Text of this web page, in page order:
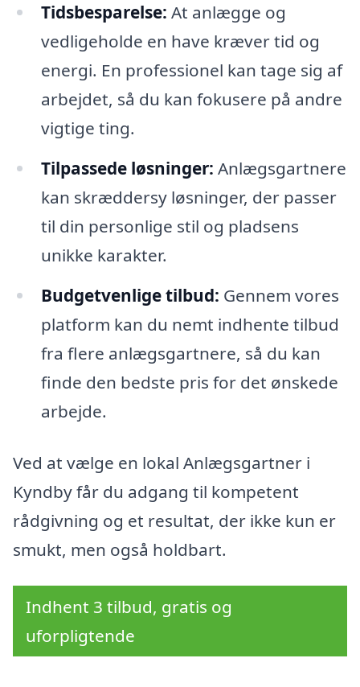
Tidsbesparelse: At anlægge og
vedligeholde en have kræver tid og
energi. En professionel kan tage sig af
arbejdet, så du kan fokusere på andre
vigtige ting.
Tilpassede løsninger: Anlægsgartnere
kan skræddersy løsninger, der passer
til din personlige stil og pladsens
unikke karakter.
Budgetvenlige tilbud: Gennem vores
platform kan du nemt indhente tilbud
fra flere anlægsgartnere, så du kan
finde den bedste pris for det ønskede
arbejde.
Ved at vælge en lokal Anlægsgartner i
Kyndby får du adgang til kompetent
rådgivning og et resultat, der ikke kun er
smukt, men også holdbart.
Indhent 3 tilbud, gratis og
uforpligtende